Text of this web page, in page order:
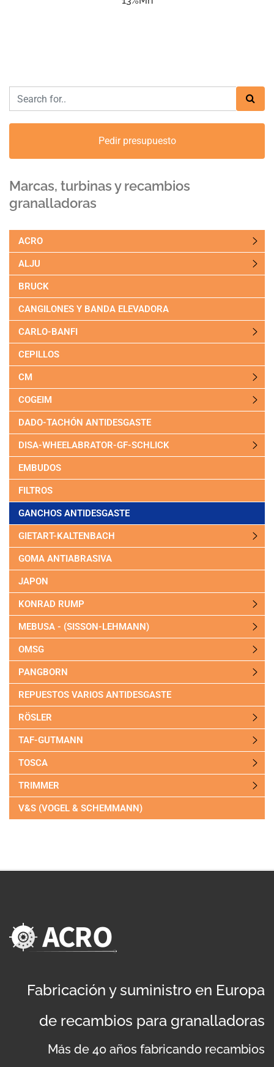
Pedir presupuesto
Marcas, turbinas y recambios
granalladoras
ACRO
ALJU
BRUCK
CANGILONES Y BANDA ELEVADORA
CARLO-BANFI
CEPILLOS
CM
COGEIM
DADO-TACHÓN ANTIDESGASTE
DISA-WHEELABRATOR-GF-SCHLICK
EMBUDOS
FILTROS
GANCHOS ANTIDESGASTE
GIETART-KALTENBACH
GOMA ANTIABRASIVA
JAPON
KONRAD RUMP
MEBUSA - (SISSON-LEHMANN)
OMSG
PANGBORN
REPUESTOS VARIOS ANTIDESGASTE
RÖSLER
TAF-GUTMANN
TOSCA
TRIMMER
V&S (VOGEL & SCHEMMANN)
Fabricación y suministro en Europa
de recambios para granalladoras
Más de 40 años fabricando recambios